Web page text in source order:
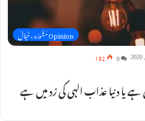
Opinion مَشْوَرَہ ، خَیَالْ
0
182
یا دنیا عذاب الہی کی زد میں ہے